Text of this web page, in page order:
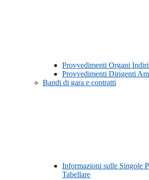
Provvedimenti Organi
Provvedimenti Dirigenti
Bandi di gara e contratti
Informazioni sulle Singole
Tabellare